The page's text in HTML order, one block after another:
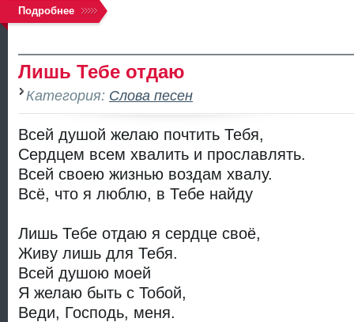
Подробнее
Лишь Тебе отдаю
Категория: Слова песен
Всей душой желаю почтить Тебя,
Сердцем всем хвалить и прославлять.
Всей своею жизнью воздам хвалу.
Всё, что я люблю, в Тебе найду
Лишь Тебе отдаю я сердце своё,
Живу лишь для Тебя.
Всей душою моей
Я желаю быть с Тобой,
Веди, Господь, меня.